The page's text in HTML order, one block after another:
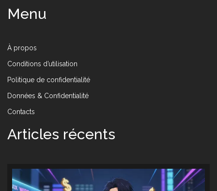
Menu
À propos
Conditions d’utilisation
Politique de confidentialité
Données & Confidentialité
Contacts
Articles récents